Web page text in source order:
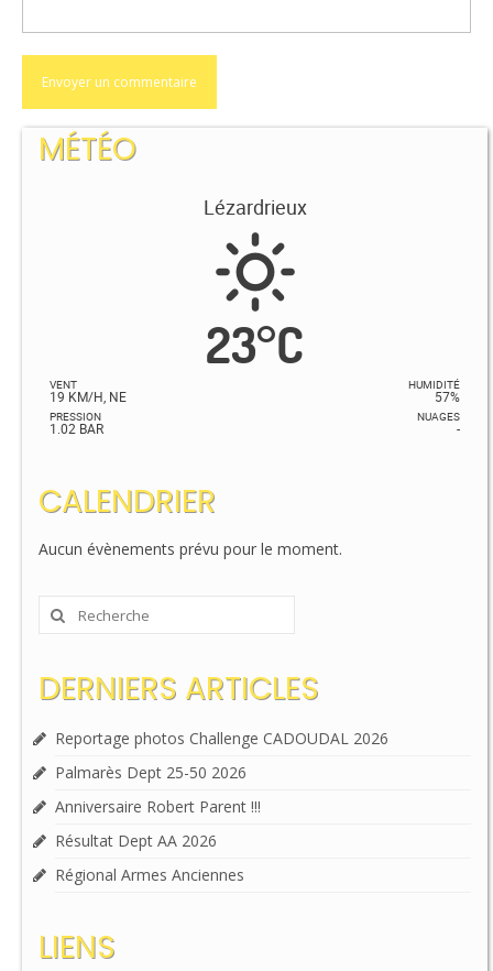
MÉTÉO
Lézardrieux
23°C
VENT
19 KM/H, NE
PRESSION
1.02 BAR
HUMIDITÉ
57%
NUAGES
-
CALENDRIER
Aucun évènements prévu pour le moment.
Rechercher
:
DERNIERS ARTICLES
Reportage photos Challenge CADOUDAL 2026
Palmarès Dept 25-50 2026
Anniversaire Robert Parent !!!
Résultat Dept AA 2026
Régional Armes Anciennes
LIENS